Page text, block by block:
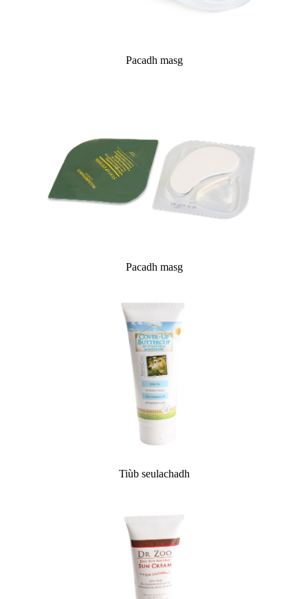
Pacadh masg
Pacadh masg
Tiùb seulachadh